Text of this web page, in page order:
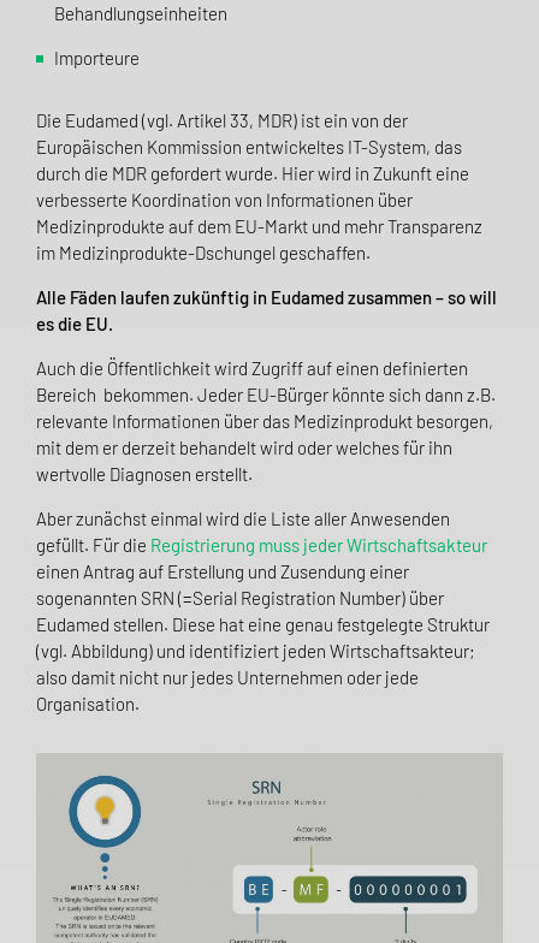
Behandlungseinheiten
Importeure
Die Eudamed (vgl. Artikel 33, MDR) ist ein von der
Europäischen Kommission entwickeltes IT-System, das
durch die MDR gefordert wurde. Hier wird in Zukunft eine
verbesserte Koordination von Informationen über
Medizinprodukte auf dem EU-Markt und mehr Transparenz
im Medizinprodukte-Dschungel geschaffen.
Alle Fäden laufen zukünftig in Eudamed zusammen – so will
es die EU.
Auch die Öffentlichkeit wird Zugriff auf einen definierten
Bereich bekommen. Jeder EU-Bürger könnte sich dann z.B.
relevante Informationen über das Medizinprodukt besorgen,
mit dem er derzeit behandelt wird oder welches für ihn
wertvolle Diagnosen erstellt.
Aber zunächst einmal wird die Liste aller Anwesenden
gefüllt. Für die Registrierung muss jeder Wirtschaftsakteur
einen Antrag auf Erstellung und Zusendung einer
sogenannten SRN (=Serial Registration Number) über
Eudamed stellen. Diese hat eine genau festgelegte Struktur
(vgl. Abbildung) und identifiziert jeden Wirtschaftsakteur;
also damit nicht nur jedes Unternehmen oder jede
Organisation.